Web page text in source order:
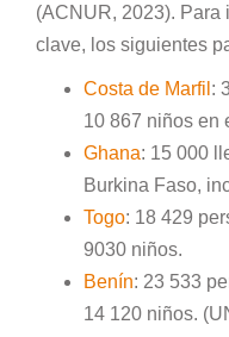
(ACNUR, 2023). Para
clave, los siguientes
Costa de Marfil :
10 867 niños en
Ghana: 15 000
Burkina Faso,
Togo: 18 429
9030 niños.
Benín: 23 533
14 120 niños.